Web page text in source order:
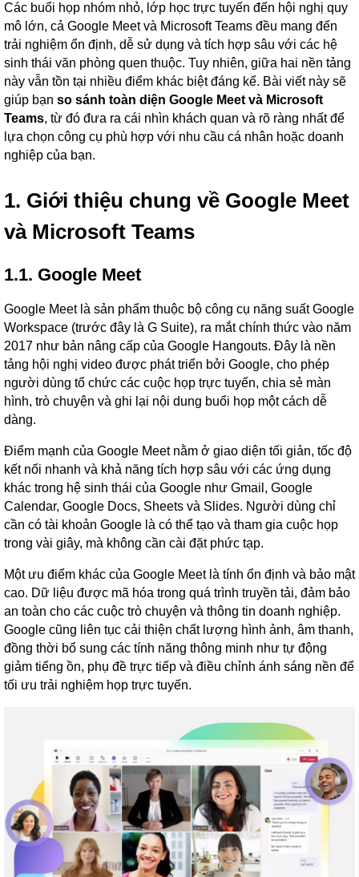
Các buổi họp nhóm nhỏ, lớp học trực tuyến đến hội nghị quy
mô lớn, cả Google Meet và Microsoft Teams đều mang đến
trải nghiệm ổn định, dễ sử dụng và tích hợp sâu với các hệ
sinh thái văn phòng quen thuộc. Tuy nhiên, giữa hai nền tảng
này vẫn tồn tại nhiều điểm khác biệt đáng kể. Bài viết này sẽ
giúp bạn so sánh toàn diện Google Meet và Microsoft
Teams, từ đó đưa ra cái nhìn khách quan và rõ ràng nhất để
lựa chọn công cụ phù hợp với nhu cầu cá nhân hoặc doanh
nghiệp của bạn.
1. Giới thiệu chung về Google Meet
và Microsoft Teams
1.1. Google Meet
Google Meet là sản phẩm thuộc bộ công cụ năng suất Google
Workspace (trước đây là G Suite), ra mắt chính thức vào năm
2017 như bản nâng cấp của Google Hangouts. Đây là nền
tảng hội nghị video được phát triển bởi Google, cho phép
người dùng tổ chức các cuộc họp trực tuyến, chia sẻ màn
hình, trò chuyện và ghi lại nội dung buổi họp một cách dễ
dàng.
Điểm mạnh của Google Meet nằm ở giao diện tối giản, tốc độ
kết nối nhanh và khả năng tích hợp sâu với các ứng dụng
khác trong hệ sinh thái của Google như Gmail, Google
Calendar, Google Docs, Sheets và Slides. Người dùng chỉ
cần có tài khoản Google là có thể tạo và tham gia cuộc họp
trong vài giây, mà không cần cài đặt phức tạp.
Một ưu điểm khác của Google Meet là tính ổn định và bảo mật
cao. Dữ liệu được mã hóa trong quá trình truyền tải, đảm bảo
an toàn cho các cuộc trò chuyện và thông tin doanh nghiệp.
Google cũng liên tục cải thiện chất lượng hình ảnh, âm thanh,
đồng thời bổ sung các tính năng thông minh như tự động
giảm tiếng ồn, phụ đề trực tiếp và điều chỉnh ánh sáng nền để
tối ưu trải nghiệm họp trực tuyến.